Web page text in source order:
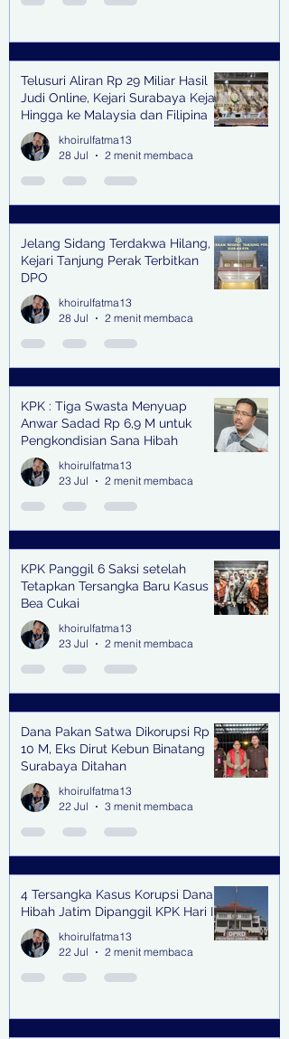
Telusuri Aliran Rp 29 Miliar Hasil
Judi Online, Kejari Surabaya Kejar
Hingga ke Malaysia dan Filipina
khoirulfatma13
28 Jul
2 menit membaca
Jelang Sidang Terdakwa Hilang,
Kejari Tanjung Perak Terbitkan
DPO
khoirulfatma13
28 Jul
2 menit membaca
KPK : Tiga Swasta Menyuap
Anwar Sadad Rp 6,9 M untuk
Pengkondisian Sana Hibah
khoirulfatma13
23 Jul
2 menit membaca
KPK Panggil 6 Saksi setelah
Tetapkan Tersangka Baru Kasus
Bea Cukai
khoirulfatma13
23 Jul
2 menit membaca
Dana Pakan Satwa Dikorupsi Rp
10 M, Eks Dirut Kebun Binatang
Surabaya Ditahan
khoirulfatma13
22 Jul
3 menit membaca
4 Tersangka Kasus Korupsi Dana
Hibah Jatim Dipanggil KPK Hari Ini
khoirulfatma13
22 Jul
2 menit membaca